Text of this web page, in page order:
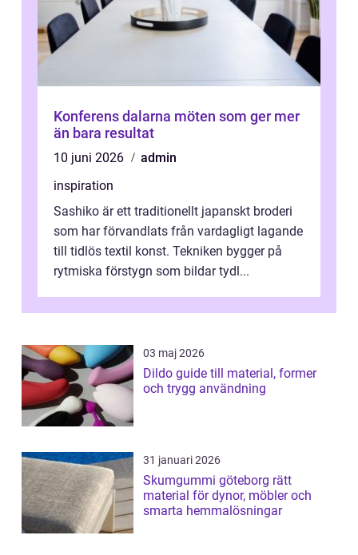
Konferens dalarna möten som ger mer
än bara resultat
10 juni 2026
admin
inspiration
Sashiko är ett traditionellt japanskt broderi
som har förvandlats från vardagligt lagande
till tidlös textil konst. Tekniken bygger på
rytmiska förstygn som bildar tydl...
03 maj 2026
Dildo guide till material, former
och trygg användning
31 januari 2026
Skumgummi göteborg rätt
material för dynor, möbler och
smarta hemmalösningar